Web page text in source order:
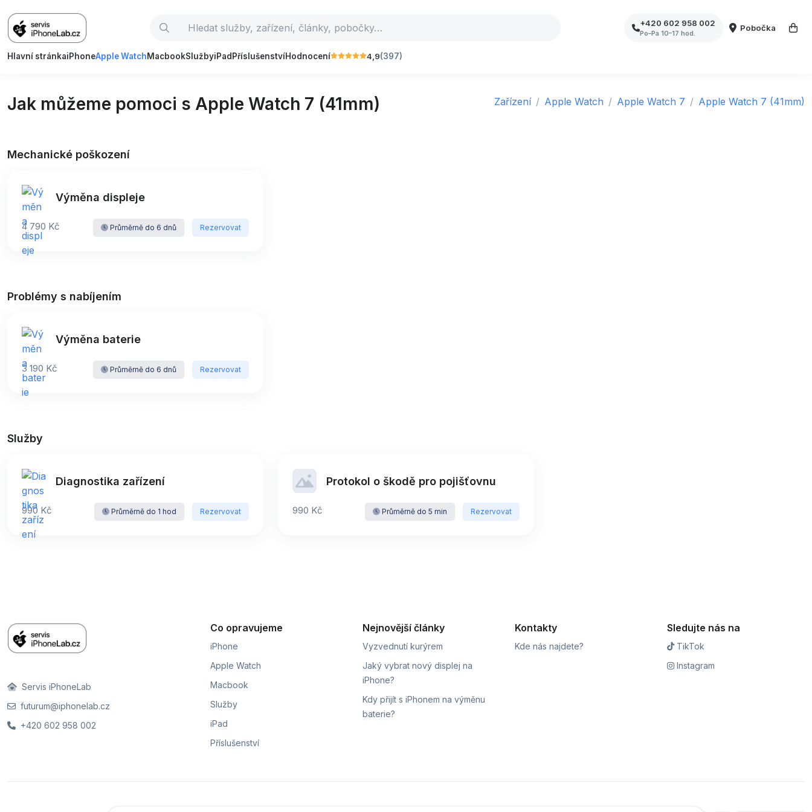
+420 602 958 002
Po–Pa 10–17 hod.
Pobočka
Hlavní stránkaiPhoneApple WatchMacbookSlužbyiPad PříslušenstvíHodnocení 4,9(397)
Jak můžeme pomoci s Apple Watch 7 (41mm) Zařízení Apple Watch Apple Watch 7 Apple Watch 7 (41mm)
Mechanické poškození
Výměna displeje
4 790 Kč Průměrně do 6 dnů Rezervovat
Problémy s nabíjením
Výměna baterie
3 190 Kč Průměrně do 6 dnů Rezervovat
Služby
Diagnostika zařízení
990 Kč Průměrně do 1 hod Rezervovat
Protokol o škodě pro pojišťovnu
990 Kč Průměrně do 5 min Rezervovat
Servis iPhoneLab
futurum@iphonelab.cz
+420 602 958 002
Co opravujeme
iPhone
Apple Watch
Macbook
Služby
iPad
Příslušenství
Nejnovější články
Vyzvednutí kurýrem
Jaký vybrat nový displej na
iPhone?
Kdy přijít s iPhonem na výměnu
baterie?
Kontakty
Kde nás najdete?
Sledujte nás na
TikTok
Instagram